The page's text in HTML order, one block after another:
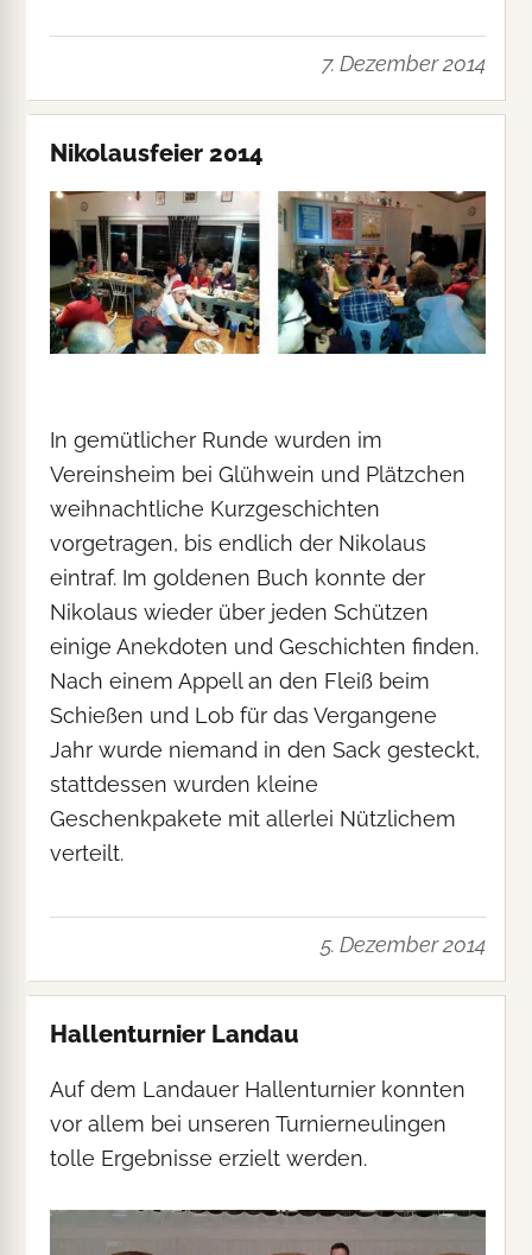
7. Dezember 2014
Nikolausfeier 2014
In gemütlicher Runde wurden im
Vereinsheim bei Glühwein und Plätzchen
weihnachtliche Kurzgeschichten
vorgetragen, bis endlich der Nikolaus
eintraf. Im goldenen Buch konnte der
Nikolaus wieder über jeden Schützen
einige Anekdoten und Geschichten finden.
Nach einem Appell an den Fleiß beim
Schießen und Lob für das Vergangene
Jahr wurde niemand in den Sack gesteckt,
stattdessen wurden kleine
Geschenkpakete mit allerlei Nützlichem
verteilt.
5. Dezember 2014
Hallenturnier Landau
Auf dem Landauer Hallenturnier konnten
vor allem bei unseren Turnierneulingen
tolle Ergebnisse erzielt werden.